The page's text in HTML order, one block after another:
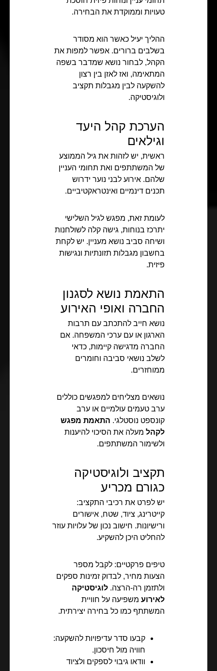
טעויות וממוקדת את הבחירה.
ההליך יעיל כאשר הוא מסודר
בשלבים ברורים. אפשר למפות את
הקהל, לבחור נושא שמדבר בשפה
המתאימה, ואז לאזן בין רצון
להשקעה לבין מגבלות תקציב
ולוגיסטיקה.
הערכת קהל היעד
וגילאים
ראשית, יש לזהות את גיל הממוצע
של המשתתפים ואת תחומי העניין
שלהם. אירוע לבני נוער ידרוש
תכנים דינמיים ואינטראקטיביים.
לעומת זאת, מפגש לגיל השלישי
יתרכז בנוחות, גישה קלה לשולחנות
ושיחה סביב נושא מעניין. יש לקחת
בחשבון מגבלות תזונתיות ונגישות
פיזית.
התאמת נושא לסגנון
החברה ואופי האירוע
נושא חייב להתכתב עם תרבות
הארגון או עם ערכי המשפחה. אם
החברה מדגישה קיימות, כדאי
לשלב נושאי סביבה וחומרים
ממוחזרים.
נושאים מצליחים למפגשים כוללים
ערב טעמים עולמיים או ערב
קונספט נוסטלגי. התאמת מפגש
לקהל מעלה את הסיכוי להיענות
ולשימור המשתתפים.
תקציב ולוגיסטיקה
כגורם מכריע
יש לפרט את רכיבי התקציב:
קייטרינג, ציוד, שטח, אישורים
ורישיונות. חישוב נכון של עלויות עוזר
להחליט היכן להשקיע.
טיפים פרקטיים: לקבל מספר
הצעות מחיר, לבדוק זמינות ספקים
ולתזמן רה-הרצה. לוגיסטיקה
לאירוע משפיעה על חוויית
המשתתף כמו כל בחירה יצירתית.
קבעו סדר עדיפויות להשקעה:
חוויה מול חיסכון.
וודאו גיבוי לספקים ולציוד